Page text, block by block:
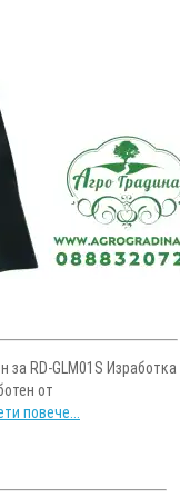
RD-GLM01S Изработка
от
повече...